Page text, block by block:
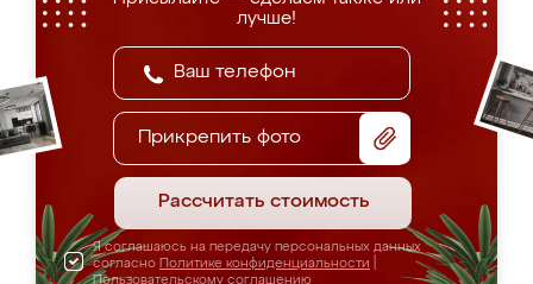
лучше!
Прикрепить фото
Рассчитать стоимость
Я соглашаюсь на передачу персональных данных
согласно Политике конфиденциальности
Пользовательскому соглашению